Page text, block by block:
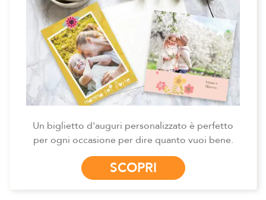
Un biglietto d'auguri personalizzato è perfetto
per ogni occasione per dire quanto vuoi bene.
SCOPRI